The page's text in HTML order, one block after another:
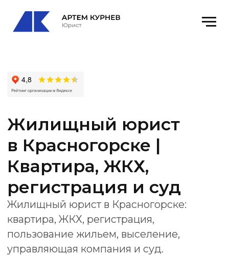
Жилищный юрист
Квартира, ЖКХ,
регистрация и суд
Жилищный юрист в Красногорске:
квартира, ЖКХ, регистрация,
пользование жильем, выселение,
управляющая компания и суд.
Офис
: Красногорск, Октябрьская ул., 13,
оф. 46
email: kurnevartem@ya.ru
Получить консультацию